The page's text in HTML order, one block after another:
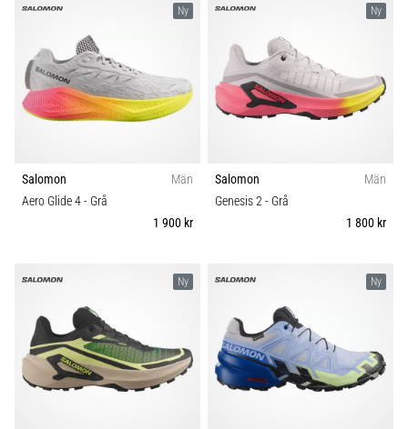
att
förbättrar
uthållighetsprestationen.
Är
det
reda
på
alla
artiklar
Ny
Salomon
Män
Aero Glide 4- Grå
1 900 kr
Ny
Salomon
Män
Genesis 2- Grå
1 800 kr
Ny Ny